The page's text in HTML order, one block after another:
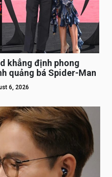
khẳng định phong
quảng bá Spider-Man
6, 2026